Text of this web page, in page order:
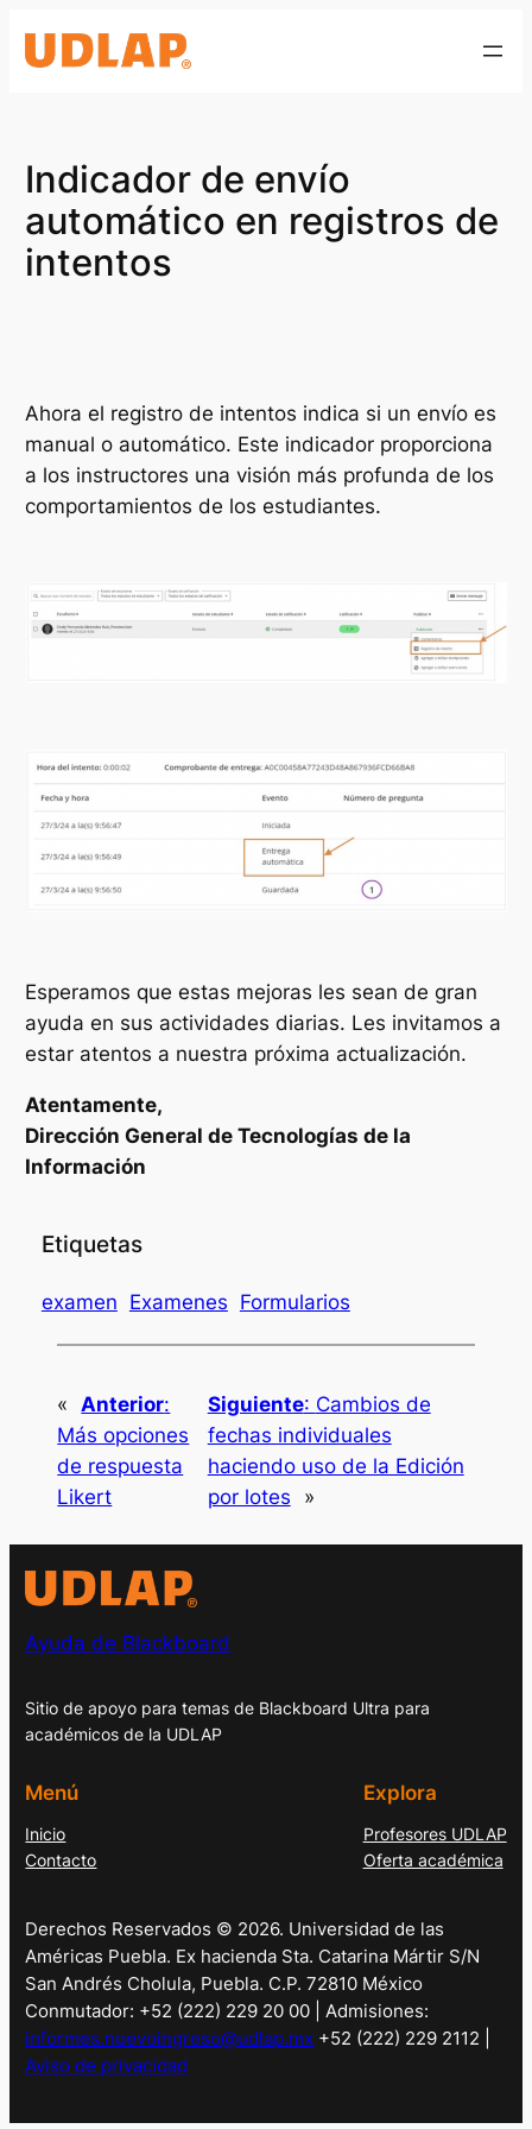
Indicador de envío
automático en registros de
intentos
Ahora el registro de intentos indica si un envío es
manual o automático. Este indicador proporciona
a los instructores una visión más profunda de los
comportamientos de los estudiantes.
Esperamos que estas mejoras les sean de gran
ayuda en sus actividades diarias. Les invitamos a
estar atentos a nuestra próxima actualización.
Atentamente,
Dirección General de Tecnologías de la
Información
Etiquetas
examen Examenes Formularios
« Anterior:
Más opciones
de respuesta
Likert
Siguiente: Cambios de
fechas individuales
haciendo uso de la Edición
por lotes
»
Ayuda de Blackboard
Sitio de apoyo para temas de Blackboard Ultra para
académicos de la UDLAP
Menú
Inicio
Contacto
Explora
Profesores UDLAP
Oferta académica
Derechos Reservados © 2026. Universidad de las
Américas Puebla. Ex hacienda Sta. Catarina Mártir S/N
San Andrés Cholula, Puebla. C.P. 72810 México
Conmutador: +52 (222) 229 20 00 | Admisiones:
informes.nuevoingreso@udlap.mx +52 (222) 229 2112 |
Aviso de privacidad